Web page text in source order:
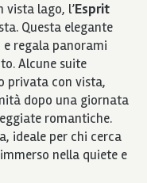
vista lago, l’Esprit
Questa elegante
e regala panorami
Alcune suite
privata con vista,
dopo una giornata
romantiche.
ideale per chi cerca
nella quiete e